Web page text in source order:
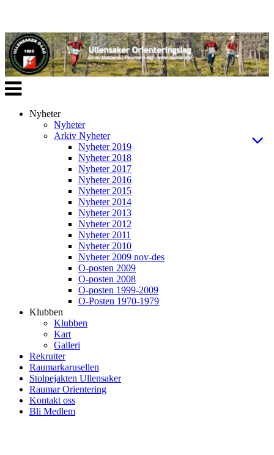
Veksle
navigasjon
Nyheter
Nyheter
Arkiv Nyheter
Nyheter 2019
Nyheter 2018
Nyheter 2017
Nyheter 2016
Nyheter 2015
Nyheter 2014
Nyheter 2013
Nyheter 2012
Nyheter 2011
Nyheter 2010
Nyheter 2009 nov-des
O-posten 2009
O-posten 2008
O-posten 1999-2009
O-Posten 1970-1979
Klubben
Klubben
Kart
Galleri
Rekrutter
Raumarkarusellen
Stolpejakten Ullensaker
Raumar Orientering
Kontakt oss
Bli Medlem